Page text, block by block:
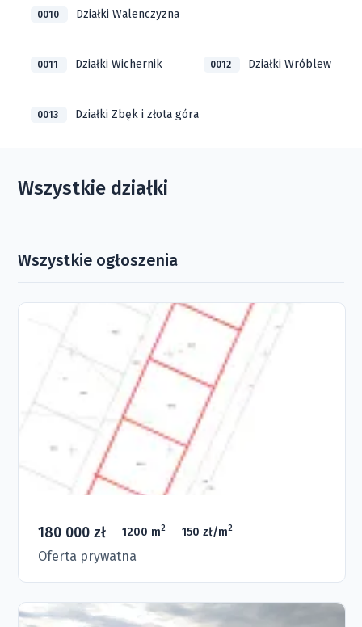
0010 Działki Walenczyzna
0011 Działki Wichernik 0012 Działki Wróblew
0013 Działki Zbęk i złota góra
Wszystkie działki
Wszystkie ogłoszenia
180 000 zł 1200 m2 150 zł/m2
Oferta prywatna